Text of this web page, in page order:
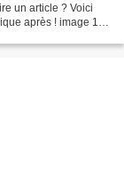
un article ? Voici
après ! image 1